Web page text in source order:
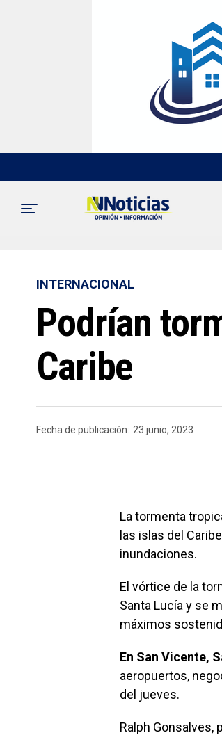
INTERNACIONAL
Podrían
Caribe
Fecha de publicación: 23 junio, 2023
La tormenta
las islas del
inundaciones.
El vórtice de la
Santa Lucía y se
máximos
En San Vicente,
aeropuertos,
del jueves.
Ralph Gonsalves,